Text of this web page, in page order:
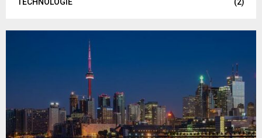
TECHNOLOGIE (2)